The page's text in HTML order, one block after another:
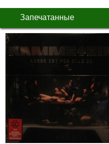
Запечатанные